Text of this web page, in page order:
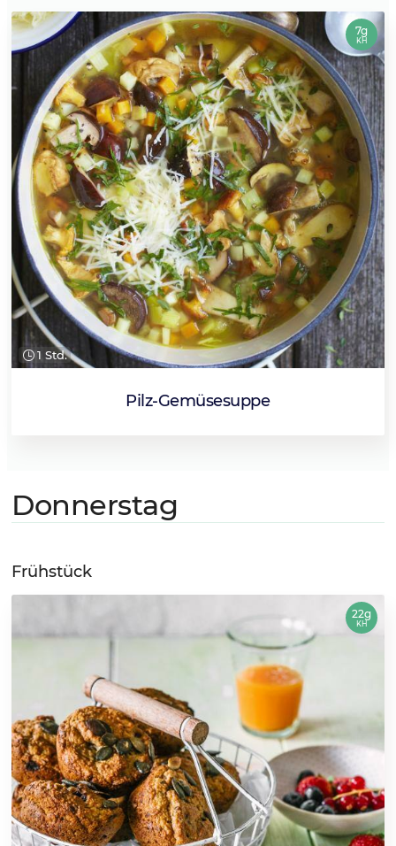
1 Std.
Pilz-Gemüsesuppe
7g
KH
Donnerstag
Frühstück
22g
KH